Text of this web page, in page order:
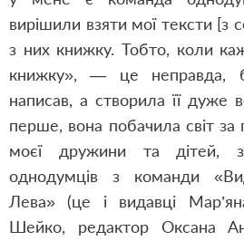
вирішили взяти мої тексти [з
з них книжку. Тобто, коли
книжку», — це неправда,
написав, а створила її дуже
перше, вона побачила світ за
моєї дружини та дітей,
однодумців з команди
Лева» (це і видавці
Шейко, редактор Оксана